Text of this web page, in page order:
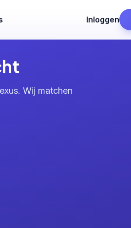
Inloggen
Wij matchen